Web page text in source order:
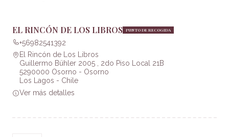
EL RINCÓN DE LOS LIBROS PUNTO DE RECOGIDA
+56982541392
El Rincón de Los Libros
Guillermo Bühler 2005 , 2do Piso Local 21B
5290000 Osorno - Osorno
Los Lagos - Chile
Ver más detalles